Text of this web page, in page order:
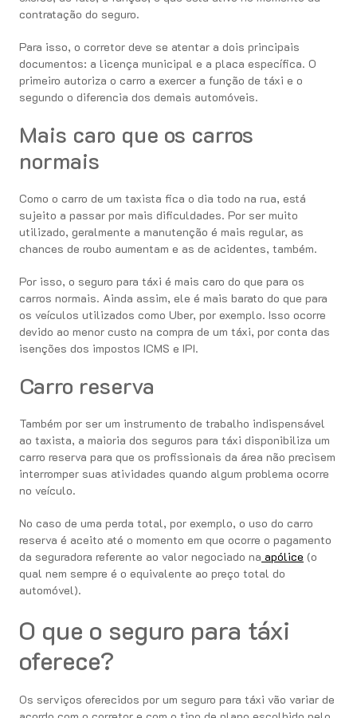
contratação do seguro.
Para isso, o corretor deve se atentar a dois principais
documentos: a licença municipal e a placa específica. O
primeiro autoriza o carro a exercer a função de táxi e o
segundo o diferencia dos demais automóveis.
Mais caro que os carros
normais
Como o carro de um taxista fica o dia todo na rua, está
sujeito a passar por mais dificuldades. Por ser muito
utilizado, geralmente a manutenção é mais regular, as
chances de roubo aumentam e as de acidentes, também.
Por isso, o seguro para táxi é mais caro do que para os
carros normais. Ainda assim, ele é mais barato do que para
os veículos utilizados como Uber, por exemplo. Isso ocorre
devido ao menor custo na compra de um táxi, por conta das
isenções dos impostos ICMS e IPI.
Carro reserva
Também por ser um instrumento de trabalho indispensável
ao taxista, a maioria dos seguros para táxi disponibiliza um
carro reserva para que os profissionais da área não precisem
interromper suas atividades quando algum problema ocorre
no veículo.
No caso de uma perda total, por exemplo, o uso do carro
reserva é aceito até o momento em que ocorre o pagamento
da seguradora referente ao valor negociado na apólice (o
qual nem sempre é o equivalente ao preço total do
automóvel).
O que o seguro para táxi
oferece?
Os serviços oferecidos por um seguro para táxi vão variar de